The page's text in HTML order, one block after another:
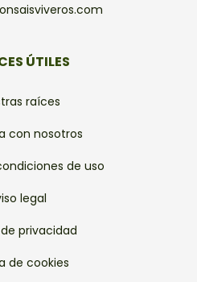
ÚTILES
raíces
con nosotros
de uso
legal
privacidad
de cookies